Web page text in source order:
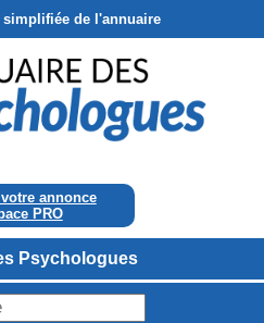
de l'annuaire
annonce
PRO
Psychologues